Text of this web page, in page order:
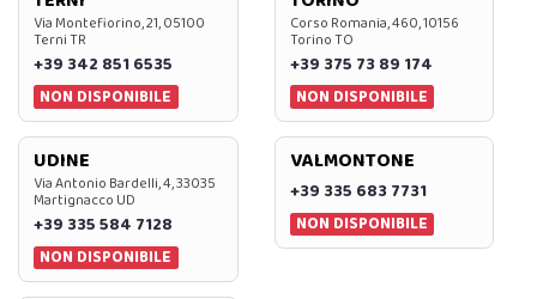
Via Montefiorino, 21, 05100
Terni TR
+39 342 851 6535
NON DISPONIBILE
Corso Romania, 460, 10156
Torino TO
+39 375 73 89 174
NON DISPONIBILE
UDINE
Via Antonio Bardelli, 4, 33035
Martignacco UD
+39 335 584 7128
NON DISPONIBILE
VALMONTONE
+39 335 683 7731
NON DISPONIBILE